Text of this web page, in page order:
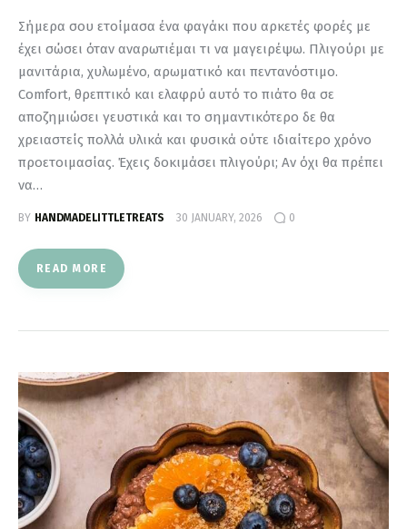
Σήμερα σου ετοίμασα ένα φαγάκι που αρκετές φορές με
έχει σώσει όταν αναρωτιέμαι τι να μαγειρέψω. Πλιγούρι με
μανιτάρια, χυλωμένο, αρωματικό και πεντανόστιμο.
Comfort, θρεπτικό και ελαφρύ αυτό το πιάτο θα σε
αποζημιώσει γευστικά και το σημαντικότερο δε θα
χρειαστείς πολλά υλικά και φυσικά ούτε ιδιαίτερο χρόνο
προετοιμασίας. Έχεις δοκιμάσει πλιγούρι; Αν όχι θα πρέπει
να…
BY HANDMADELITTLETREATS 30 JANUARY, 2026 0
READ MORE